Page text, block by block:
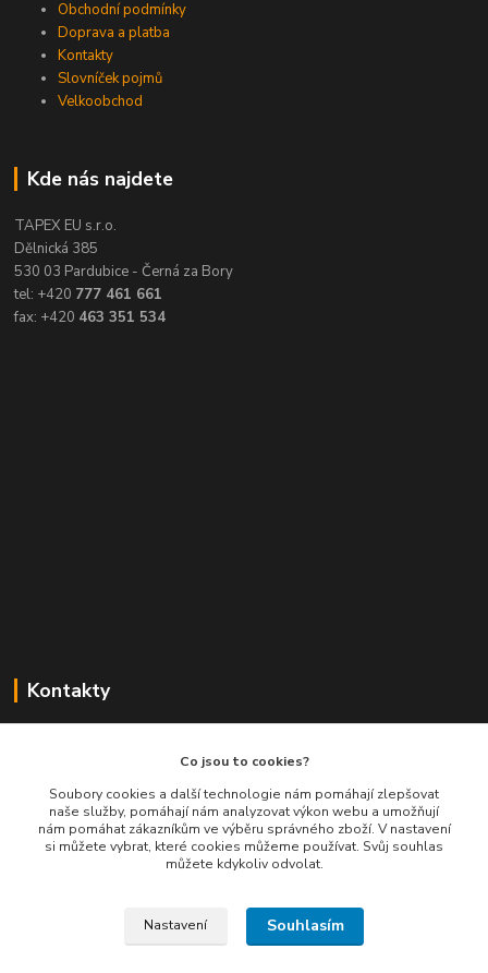
Obchodní podmínky
Doprava a platba
Kontakty
Slovníček pojmů
Velkoobchod
Kde nás najdete
TAPEX EU s.r.o.
Dělnická 385
530 03 Pardubice - Černá za Bory
tel: +420 777 461 661
fax: +420 463 351 534
Kontakty
+420 777 461 661
(Po-Pá, 8-16 hod.)
info@balimespolu.cz
Co jsou to cookies?
Soubory cookies a další technologie nám pomáhají zlepšovat
naše služby, pomáhají nám analyzovat výkon webu a umožňují
nám pomáhat zákazníkům ve výběru správného zboží. V nastavení
si můžete vybrat, které cookies můžeme používat. Svůj souhlas
můžete kdykoliv odvolat.
Nastavení Souhlasím